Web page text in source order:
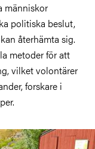
människor
politiska beslut,
återhämta sig.
metoder för att
vilket volontärer
forskare i